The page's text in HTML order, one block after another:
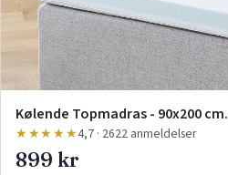
Kølende Topmadras - 90x200 cm.
★★★★★4,7 · 2622 anmeldelser
899 kr